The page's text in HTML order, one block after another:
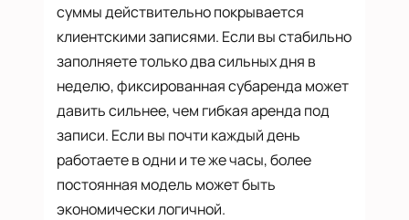
суммы действительно покрывается
клиентскими записями. Если вы стабильно
заполняете только два сильных дня в
неделю, фиксированная субаренда может
давить сильнее, чем гибкая аренда под
записи. Если вы почти каждый день
работаете в одни и те же часы, более
постоянная модель может быть
экономически логичной.